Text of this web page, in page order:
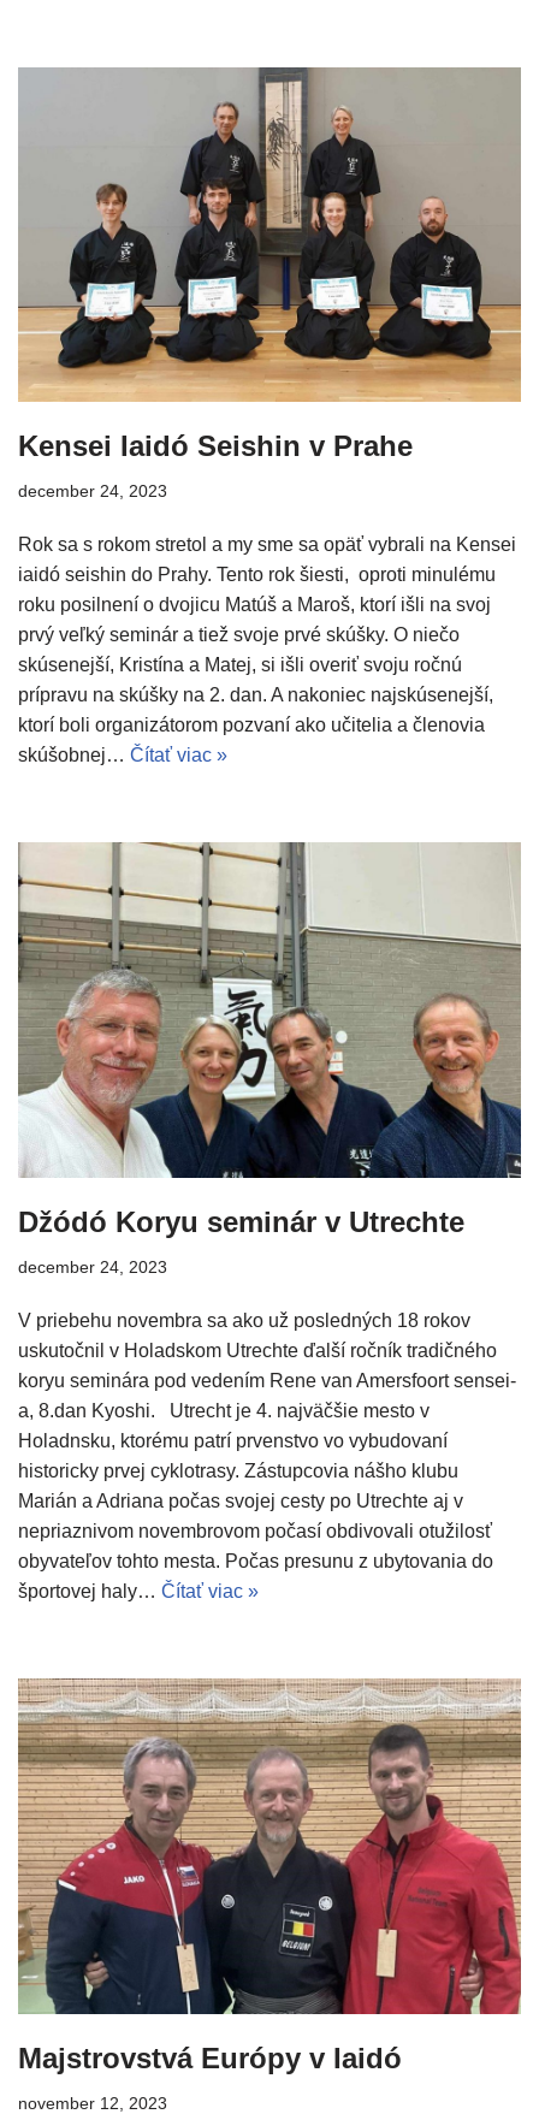
Kensei Iaidó Seishin v Prahe
december 24, 2023
Rok sa s rokom stretol a my sme sa opäť vybrali na Kensei
iaidó seishin do Prahy. Tento rok šiesti, oproti minulému
roku posilnení o dvojicu Matúš a Maroš, ktorí išli na svoj
prvý veľký seminár a tiež svoje prvé skúšky. O niečo
skúsenejší, Kristína a Matej, si išli overiť svoju ročnú
prípravu na skúšky na 2. dan. A nakoniec najskúsenejší,
ktorí boli organizátorom pozvaní ako učitelia a členovia
skúšobnej… Čítať viac »
Džódó Koryu seminár v Utrechte
december 24, 2023
V priebehu novembra sa ako už posledných 18 rokov
uskutočnil v Holadskom Utrechte ďalší ročník tradičného
koryu seminára pod vedením Rene van Amersfoort sensei-
a, 8.dan Kyoshi. Utrecht je 4. najväčšie mesto v
Holadnsku, ktorému patrí prvenstvo vo vybudovaní
historicky prvej cyklotrasy. Zástupcovia nášho klubu
Marián a Adriana počas svojej cesty po Utrechte aj v
nepriaznivom novembrovom počasí obdivovali otužilosť
obyvateľov tohto mesta. Počas presunu z ubytovania do
športovej haly… Čítať viac »
Majstrovstvá Európy v Iaidó
november 12, 2023